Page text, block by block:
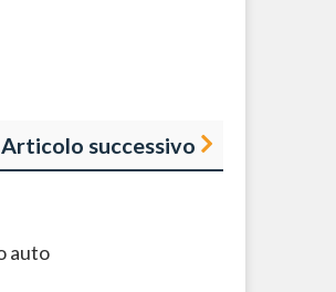
Articolo successivo